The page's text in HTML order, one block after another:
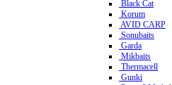
Black Cat
Korum
AVID CARP
Sonubaits
Garda
Mikbaits
Thermacell
Gunki